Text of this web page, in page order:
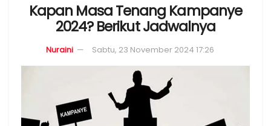
Kapan Masa Tenang Kampanye
2024? Berikut Jadwalnya
Nuraini Sabtu, 23 November 2024 17:26